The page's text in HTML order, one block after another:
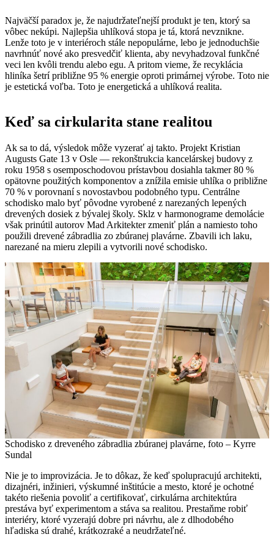
Najväčší paradox je, že najudržateľnejší produkt je ten, ktorý sa
vôbec nekúpi. Najlepšia uhlíková stopa je tá, ktorá nevznikne.
Lenže toto je v interiéroch stále nepopulárne, lebo je jednoduchšie
navrhnúť nové ako presvedčiť klienta, aby nevyhadzoval funkčné
veci len kvôli trendu alebo egu. A pritom vieme, že recyklácia
hliníka šetrí približne 95 % energie oproti primárnej výrobe. Toto nie
je estetická voľba. Toto je energetická a uhlíková realita.
Keď sa cirkularita stane realitou
Ak sa to dá, výsledok môže vyzerať aj takto. Projekt Kristian
Augusts Gate 13 v Osle — rekonštrukcia kancelárskej budovy z
roku 1958 s osemposchodovou prístavbou dosiahla takmer 80 %
opätovne použitých komponentov a znížila emisie uhlíka o približne
70 % v porovnaní s novostavbou podobného typu. Centrálne
schodisko malo byť pôvodne vyrobené z narezaných lepených
drevených dosiek z bývalej školy. Sklz v harmonograme demolácie
však prinútil autorov Mad Arkitekter zmeniť plán a namiesto toho
použili drevené zábradlia zo zbúranej plavárne. Zbavili ich laku,
narezané na mieru zlepili a vytvorili nové schodisko.
Schodisko z dreveného zábradlia zbúranej plavárne, foto – Kyrre
Sundal
Nie je to improvizácia. Je to dôkaz, že keď spolupracujú architekti,
dizajnéri, inžinieri, výskumné inštitúcie a mesto, ktoré je ochotné
takéto riešenia povoliť a certifikovať, cirkulárna architektúra
prestáva byť experimentom a stáva sa realitou. Prestaňme robiť
interiéry, ktoré vyzerajú dobre pri návrhu, ale z dlhodobého
hľadiska sú drahé, krátkozraké a neudržateľné.